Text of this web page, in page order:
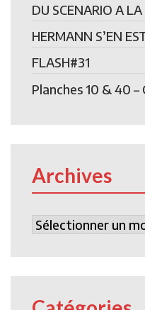
DU SCENARIO A
HERMANN S’EN
FLASH#31
Planches 10 & 40 –
Archives
Archives